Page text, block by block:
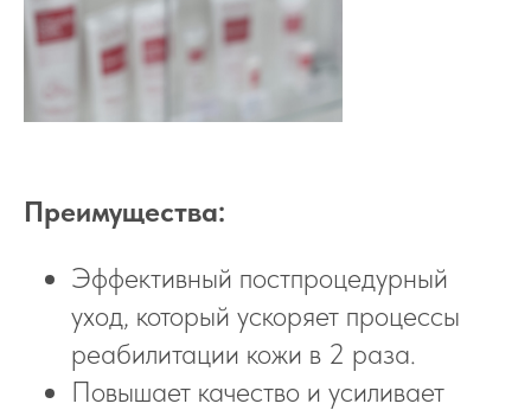
Преимущества:
Эффективный постпроцедурный
уход, который ускоряет процессы
реабилитации кожи в 2 раза.
Повышает качество и усиливает